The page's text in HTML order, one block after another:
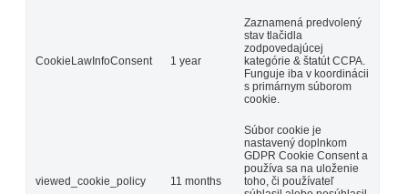
CookieLawInfoConsent 1 year
Zaznamená predvolený
stav tlačidla
zodpovedajúcej
kategórie & štatút CCPA.
Funguje iba v koordinácii
s primárnym súborom
cookie.
viewed_cookie_policy 11 months
Súbor cookie je
nastavený doplnkom
GDPR Cookie Consent a
používa sa na uloženie
toho, či používateľ